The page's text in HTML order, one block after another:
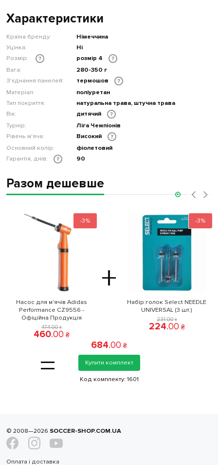
Характеристики
Країна бренду:
Німеччина
Уцінка:
Ні
Розмір:
? розмір 4
?
Вага:
280-350 г
З'єднання панелей:
термошов
?
Матеріал:
поліуретан
Тип покриття:
натуральна трава, штучна трава
Вік:
дитячий
?
Турнір:
Ліга Чемпіонів
Рівень м'яча:
Високий
?
Основний колір:
фіолетовий
Гарантія, днів:
? 90
Разом дешевше
-3%
+
Насос для м'ячів Adidas
Performance CZ9556 -
Офіційна Продукція
474.00 ₴
460.00 ₴
-3%
Набір голок Select NEEDLE
UNIVERSAL (3 шт.)
231.00 ₴
224.00 ₴
=
684.00 ₴
Купити комплект
Код комплекту: 1601
© 2008—2026 SOCCER-SHOP.COM.UA
Оплата і доставка